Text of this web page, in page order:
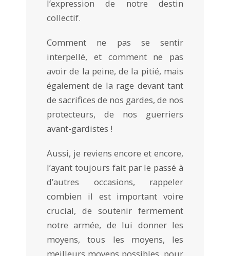
l’expression de notre destin
collectif.
Comment ne pas se sentir
interpellé, et comment ne pas
avoir de la peine, de la pitié, mais
également de la rage devant tant
de sacrifices de nos gardes, de nos
protecteurs, de nos guerriers
avant-gardistes !
Aussi, je reviens encore et encore,
l’ayant toujours fait par le passé à
d’autres occasions, rappeler
combien il est important voire
crucial, de soutenir fermement
notre armée, de lui donner les
moyens, tous les moyens, les
meilleurs moyens possibles, pour